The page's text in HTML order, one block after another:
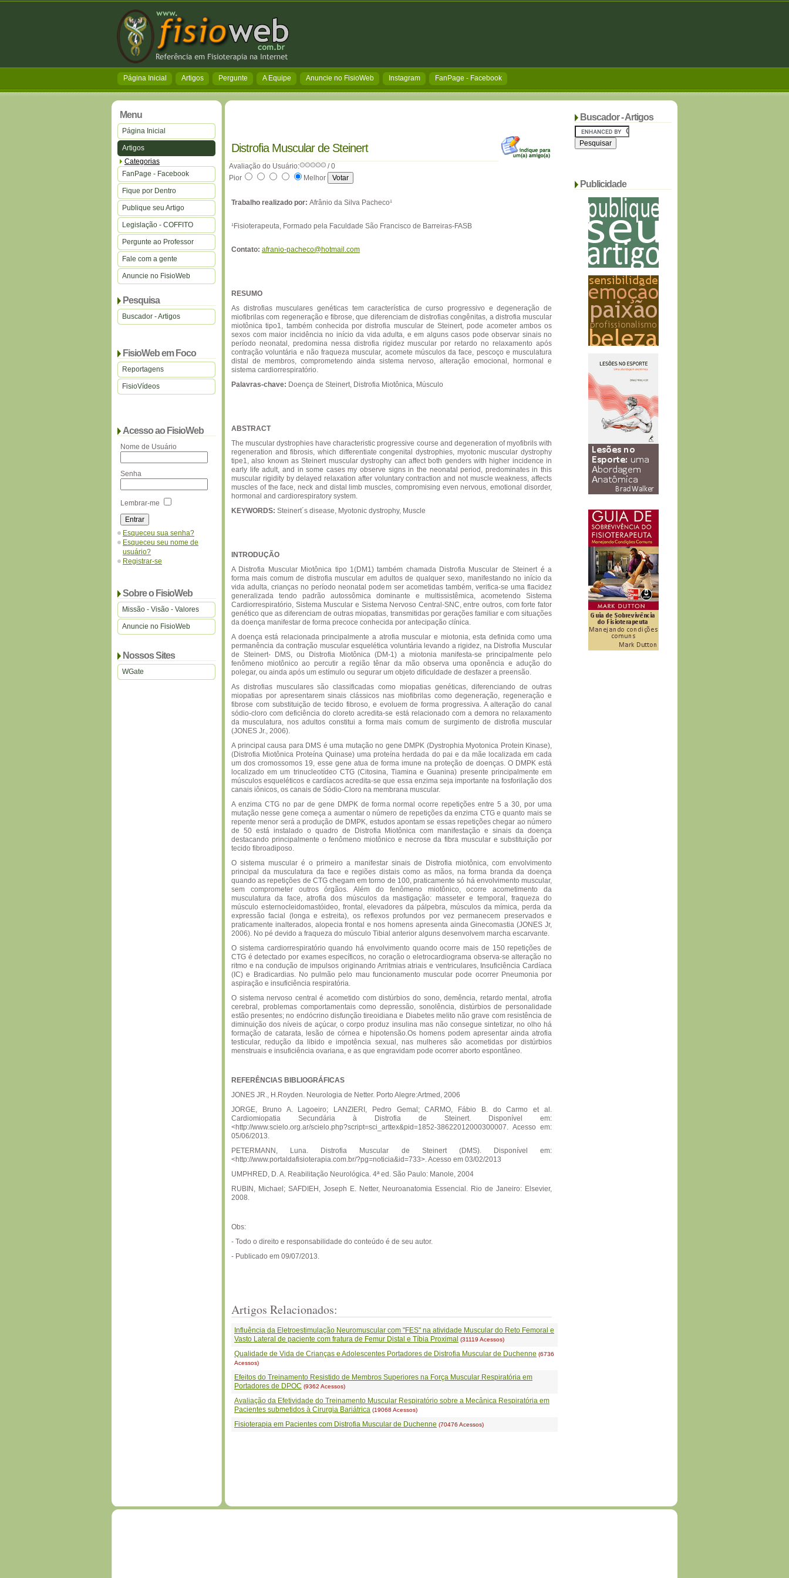
Página Inicial Artigos Pergunte A Equipe Anuncie no FisioWeb Instagram FanPage - Facebook
Menu
Página Inicial
Artigos
Categorias
FanPage - Facebook
Fique por Dentro
Publique seu Artigo
Legislação - COFFITO
Pergunte ao Professor
Fale com a gente
Anuncie no FisioWeb
Pesquisa
Buscador - Artigos
FisioWeb em Foco
Reportagens
FisioVídeos
Acesso ao FisioWeb
Nome de Usuário
Senha
Lembrar-me
Esqueceu sua senha?
Esqueceu seu nome de
usuário?
Registrar-se
Sobre o FisioWeb
Missão - Visão - Valores
Anuncie no FisioWeb
Nossos Sites
WGate
Buscador - Artigos
Publicidade
Distrofia Muscular de Steinert
Avaliação do Usuário:
/ 0
Pior
Melhor
Trabalho realizado por: Afrânio da Silva Pacheco¹
¹Fisioterapeuta, Formado pela Faculdade São Francisco de Barreiras-FASB
Contato: afranio-pacheco@hotmail.com
RESUMO
As distrofias musculares genéticas tem característica de curso progressivo e degeneração de
miofibrilas com regeneração e fibrose, que diferenciam de distrofias congênitas, a distrofia muscular
miotônica tipo1, também conhecida por distrofia muscular de Steinert, pode acometer ambos os
sexos com maior incidência no início da vida adulta, e em alguns casos pode observar sinais no
período neonatal, predomina nessa distrofia rigidez muscular por retardo no relaxamento após
contração voluntária e não fraqueza muscular, acomete músculos da face, pescoço e musculatura
distal de membros, comprometendo ainda sistema nervoso, alteração emocional, hormonal e
sistema cardiorrespiratório.
Palavras-chave: Doença de Steinert, Distrofia Miotônica, Músculo
ABSTRACT
The muscular dystrophies have characteristic progressive course and degeneration of myofibrils with
regeneration and fibrosis, which differentiate congenital dystrophies, myotonic muscular dystrophy
tipe1, also known as Steinert muscular dystrophy can affect both genders with higher incidence in
early life adult, and in some cases my observe signs in the neonatal period, predominates in this
muscular rigidity by delayed relaxation after voluntary contraction and not muscle weakness, affects
muscles of the face, neck and distal limb muscles, compromising even nervous, emotional disorder,
hormonal and cardiorespiratory system.
KEYWORDS: Steinert´s disease, Myotonic dystrophy, Muscle
INTRODUÇÃO
A Distrofia Muscular Miotônica tipo 1(DM1) também chamada Distrofia Muscular de Steinert é a
forma mais comum de distrofia muscular em adultos de qualquer sexo, manifestando no início da
vida adulta, crianças no período neonatal podem ser acometidas também, verifica-se uma flacidez
generalizada tendo padrão autossômica dominante e multissistêmica, acometendo Sistema
Cardiorrespiratório, Sistema Muscular e Sistema Nervoso Central-SNC, entre outros, com forte fator
genético que as diferenciam de outras miopatias, transmitidas por gerações familiar e com situações
da doença manifestar de forma precoce conhecida por antecipação clínica.
A doença está relacionada principalmente a atrofia muscular e miotonia, esta definida como uma
permanência da contração muscular esquelética voluntária levando a rigidez, na Distrofia Muscular
de Steinert- DMS, ou Distrofia Miotônica (DM-1) a miotonia manifesta-se principalmente pelo
fenômeno miotônico ao percutir a região tênar da mão observa uma oponência e adução do
polegar, ou ainda após um estímulo ou segurar um objeto dificuldade de desfazer a preensão.
As distrofias musculares são classificadas como miopatias genéticas, diferenciando de outras
miopatias por apresentarem sinais clássicos nas miofibrilas como degeneração, regeneração e
fibrose com substituição de tecido fibroso, e evoluem de forma progressiva. A alteração do canal
sódio-cloro com deficiência do cloreto acredita-se está relacionado com a demora no relaxamento
da musculatura, nos adultos constitui a forma mais comum de surgimento de distrofia muscular
(JONES Jr., 2006).
A principal causa para DMS é uma mutação no gene DMPK (Dystrophia Myotonica Protein Kinase),
(Distrofia Miotônica Proteína Quinase) uma proteína herdada do pai e da mãe localizada em cada
um dos cromossomos 19, esse gene atua de forma imune na proteção de doenças. O DMPK está
localizado em um trinucleotídeo CTG (Citosina, Tiamina e Guanina) presente principalmente em
músculos esqueléticos e cardíacos acredita-se que essa enzima seja importante na fosforilação dos
canais iônicos, os canais de Sódio-Cloro na membrana muscular.
A enzima CTG no par de gene DMPK de forma normal ocorre repetições entre 5 a 30, por uma
mutação nesse gene começa a aumentar o número de repetições da enzima CTG e quanto mais se
repente menor será a produção de DMPK, estudos apontam se essas repetições chegar ao número
de 50 está instalado o quadro de Distrofia Miotônica com manifestação e sinais da doença
destacando principalmente o fenômeno miotônico e necrose da fibra muscular e substituição por
tecido fibroadiposo.
O sistema muscular é o primeiro a manifestar sinais de Distrofia miotônica, com envolvimento
principal da musculatura da face e regiões distais como as mãos, na forma branda da doença
quando as repetições de CTG chegam em torno de 100, praticamente só há envolvimento muscular,
sem comprometer outros órgãos. Além do fenômeno miotônico, ocorre acometimento da
musculatura da face, atrofia dos músculos da mastigação: masseter e temporal, fraqueza do
músculo esternocleidomastóideo, frontal, elevadores da pálpebra, músculos da mímica, perda da
expressão facial (longa e estreita), os reflexos profundos por vez permanecem preservados e
praticamente inalterados, alopecia frontal e nos homens apresenta ainda Ginecomastia (JONES Jr,
2006). No pé devido a fraqueza do músculo Tibial anterior alguns desenvolvem marcha escarvante.
O sistema cardiorrespiratório quando há envolvimento quando ocorre mais de 150 repetições de
CTG é detectado por exames específicos, no coração o eletrocardiograma observa-se alteração no
ritmo e na condução de impulsos originando Arritmias atriais e ventriculares, Insuficiência Cardíaca
(IC) e Bradicardias. No pulmão pelo mau funcionamento muscular pode ocorrer Pneumonia por
aspiração e insuficiência respiratória.
O sistema nervoso central é acometido com distúrbios do sono, demência, retardo mental, atrofia
cerebral, problemas comportamentais como depressão, sonolência, distúrbios de personalidade
estão presentes; no endócrino disfunção tireoidiana e Diabetes melito não grave com resistência de
diminuição dos níveis de açúcar, o corpo produz insulina mas não consegue sintetizar, no olho há
formação de catarata, lesão de córnea e hipotensão.Os homens podem apresentar ainda atrofia
testicular, redução da libido e impotência sexual, nas mulheres são acometidas por distúrbios
menstruais e insuficiência ovariana, e as que engravidam pode ocorrer aborto espontâneo.
REFERÊNCIAS BIBLIOGRÁFICAS
JONES JR., H.Royden. Neurologia de Netter. Porto Alegre:Artmed, 2006
JORGE, Bruno A. Lagoeiro; LANZIERI, Pedro Gemal; CARMO, Fábio B. do Carmo et al.
Cardiomiopatia Secundária à Distrofia de Steinert. Disponível em:
<http://www.scielo.org.ar/scielo.php?script=sci_arttex&pid=1852-38622012000300007. Acesso em:
05/06/2013.
PETERMANN, Luna. Distrofia Muscular de Steinert (DMS). Disponível em:
<http://www.portaldafisioterapia.com.br/?pg=noticia&id=733>. Acesso em 03/02/2013
UMPHRED, D. A. Reabilitação Neurológica. 4ª ed. São Paulo: Manole, 2004
RUBIN, Michael; SAFDIEH, Joseph E. Netter, Neuroanatomia Essencial. Rio de Janeiro: Elsevier,
2008.
Obs:
- Todo o direito e responsabilidade do conteúdo é de seu autor.
- Publicado em 09/07/2013.
Artigos Relacionados:
Influência da Eletroestimulação Neuromuscular com "FES" na atividade Muscular do Reto Femoral e
Vasto Lateral de paciente com fratura de Femur Distal e Tíbia Proximal (31119 Acessos)
Qualidade de Vida de Crianças e Adolescentes Portadores de Distrofia Muscular de Duchenne (6736
Acessos)
Efeitos do Treinamento Resistido de Membros Superiores na Força Muscular Respiratória em
Portadores de DPOC (9362 Acessos)
Avaliação da Efetividade do Treinamento Muscular Respiratório sobre a Mecânica Respiratória em
Pacientes submetidos à Cirurgia Bariátrica (19068 Acessos)
Fisioterapia em Pacientes com Distrofia Muscular de Duchenne (70476 Acessos)